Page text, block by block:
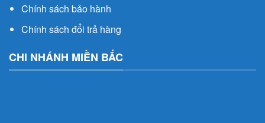
Chính sách bảo hành
Chính sách đổi trả hàng
CHI NHÁNH MIỀN BẮC